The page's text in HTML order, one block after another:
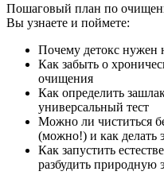
Пошаговый план по
Вы узнаете и поймете:
Почему детокс нужен
Как забыть о
очищения
Как определить
универсальный тест
Можно ли чиститься
(можно!) и как делать
Как запустить
разбудить природную